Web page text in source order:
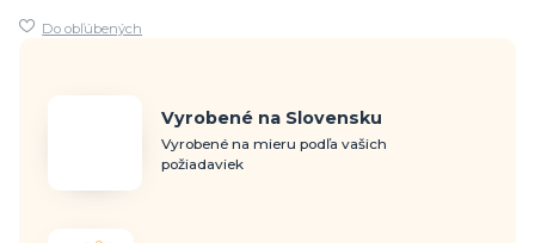
Do obľúbených
Vyrobené na Slovensku
Vyrobené na mieru podľa vašich
požiadaviek